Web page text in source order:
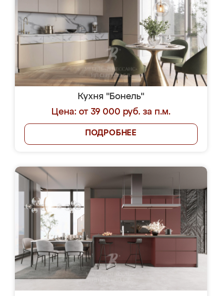
Кухня "Бонель"
Цена: от 39 000 руб. за п.м.
ПОДРОБНЕЕ